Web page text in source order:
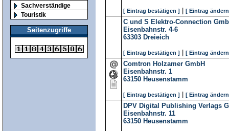
Sachverständige
Touristik
Seitenzugriffe
[ Eintrag bestätigen ] [ Eintrag
C und S Elektro-Connection
Eisenbahnstr. 4-6
63303 Dreieich
[ Eintrag bestätigen ] [ Eintrag
Comtron Holzamer GmbH
Eisenbahnstr. 1
63150 Heusenstamm
[ Eintrag bestätigen ] [ Eintrag
DPV Digital Publishing Verlags
Eisenbahnstr. 11
63150 Heusenstamm